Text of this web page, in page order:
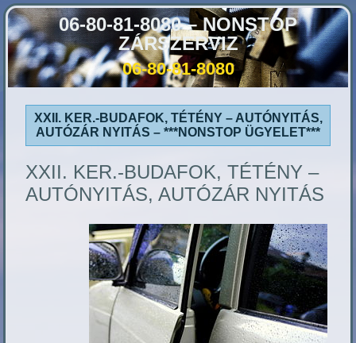
06-80-81-8080 – NONSTOP
ZÁRSZERVIZ
06-80-81-8080
XXII. KER.-BUDAFOK, TÉTÉNY – AUTÓNYITÁS,
AUTÓZÁR NYITÁS – ***NONSTOP ÜGYELET***
XXII. KER.-BUDAFOK, TÉTÉNY –
AUTÓNYITÁS, AUTÓZÁR NYITÁS